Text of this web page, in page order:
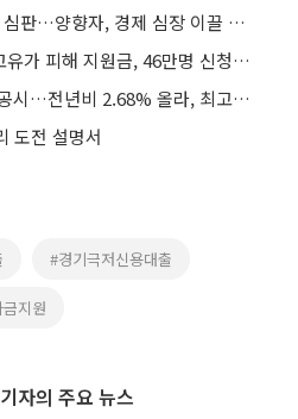
장동혁 "경기도서 李정권 심판…양향자, 경제 심장 이끌 적임자"
"나흘 남았다"…경기도 고유가 피해 지원금, 46만명 신청 완료·지역화폐 선택 급증
경기도 개별주택 46만호 공시…전년비 2.68% 올라, 최고가 성남 164억원
도전 설명서
#경기극저신용대출
지원
자의 주요 뉴스